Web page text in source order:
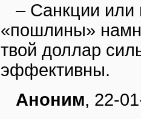
– Санкции
«пошлины»
твой доллар
эффективны.
Аноним, 22-